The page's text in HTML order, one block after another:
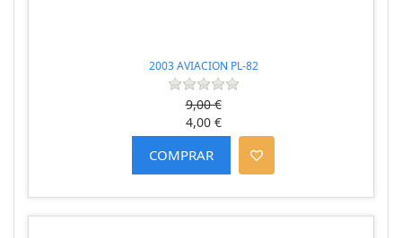
2003 AVIACION PL-82
9,00 €
4,00 €